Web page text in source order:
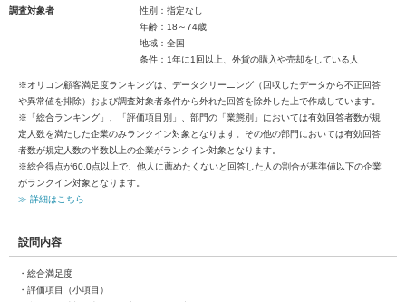
調査対象者
性別：指定なし
年齢：18～74歳
地域：全国
条件：1年に1回以上、外貨の購入や売却をしている人
※オリコン顧客満足度ランキングは、データクリーニング（回収したデータから不正回答
や異常値を排除）および調査対象者条件から外れた回答を除外した上で作成しています。
※「総合ランキング」、「評価項目別」、部門の「業態別」においては有効回答者数が規
定人数を満たした企業のみランクイン対象となります。その他の部門においては有効回答
者数が規定人数の半数以上の企業がランクイン対象となります。
※総合得点が60.0点以上で、他人に薦めたくないと回答した人の割合が基準値以下の企業
がランクイン対象となります。
≫ 詳細はこちら
設問内容
・総合満足度
・評価項目（小項目）